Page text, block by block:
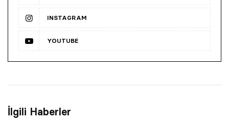
INSTAGRAM
YOUTUBE
İlgili Haberler